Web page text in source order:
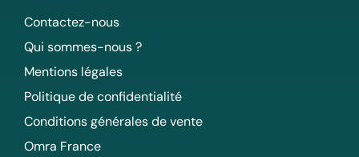
Contactez-nous
Qui sommes-nous ?
Mentions légales
Politique de confidentialité
Conditions générales de vente
Omra France